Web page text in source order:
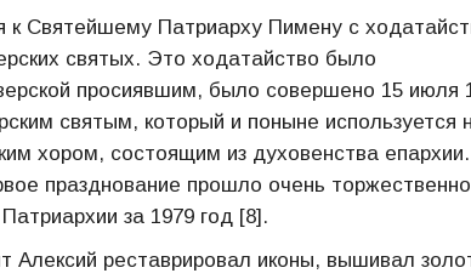
к Святейшему Патриарху Пимену с
святых. Это ходатайство было
просиявшим, было совершено 15 июля
святым, который и поныне используется
хором, состоящим из духовенства
празднование прошло очень
за 1979 год [8].
Алексий реставрировал иконы, вышивал